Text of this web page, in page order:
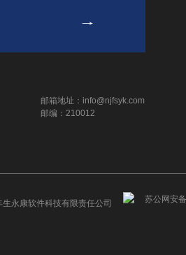
邮箱地址：info@njfsyk.com
邮编：210012
永康软件科技有限责任公司 苏公网安